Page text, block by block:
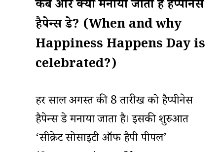
कब और क्यों मनाया जाता है हैप्पीनेस
हैपेन्स डे? (When and why
Happiness Happens Day is
celebrated?)
हर साल अगस्त की 8 तारीख को हैप्पीनेस
हैपेन्स डे मनाया जाता है। इसकी शुरुआत
‘सीक्रेट सोसाइटी ऑफ हैपी पीपल’